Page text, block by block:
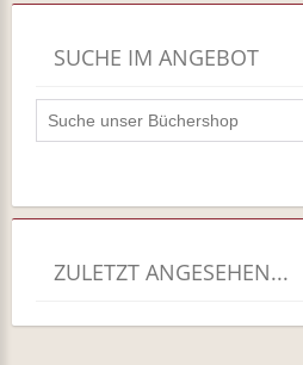
SUCHE IM ANGEBOT
ZULETZT ANGESEHEN...